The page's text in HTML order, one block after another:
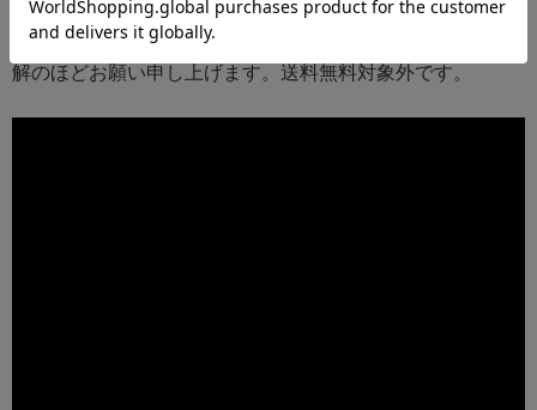
現状でご理解いただける方はご注文ください。
なお、稼働するしないについては保証しかねますのでご理
解のほどお願い申し上げます。送料無料対象外です。